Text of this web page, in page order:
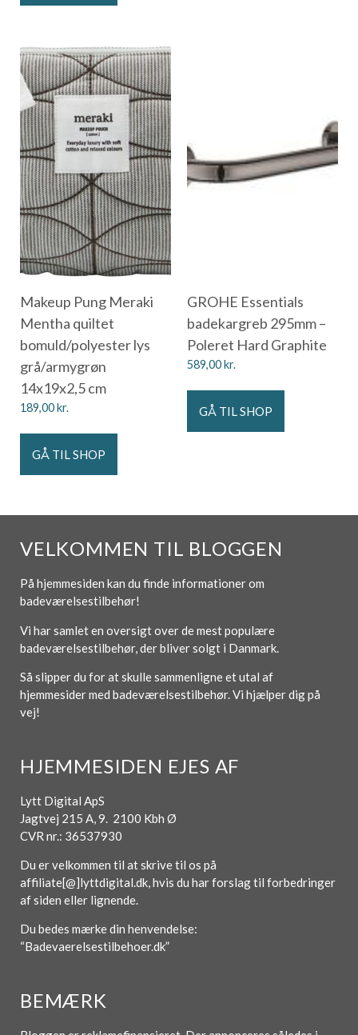
Makeup Pung Meraki
Mentha quiltet
bomuld/polyester lys
grå/armygrøn
14x19x2,5 cm
189,00kr.
GÅ TIL SHOP
GROHE Essentials
badekargreb 295mm –
Poleret Hard Graphite
589,00kr.
GÅ TIL SHOP
VELKOMMEN TIL BLOGGEN
På hjemmesiden kan du finde informationer om
badeværelsestilbehør!
Vi har samlet en oversigt over de mest populære
badeværelsestilbehør, der bliver solgt i Danmark.
Så slipper du for at skulle sammenligne et utal af
hjemmesider med badeværelsestilbehør. Vi hjælper dig på
vej!
HJEMMESIDEN EJES AF
Lytt Digital ApS
Jagtvej 215 A, 9. 2100 Kbh Ø
CVR nr.: 36537930
Du er velkommen til at skrive til os på
affiliate[@]lyttdigital.dk, hvis du har forslag til forbedringer
af siden eller lignende.
Du bedes mærke din henvendelse:
“Badevaerelsestilbehoer.dk”
BEMÆRK